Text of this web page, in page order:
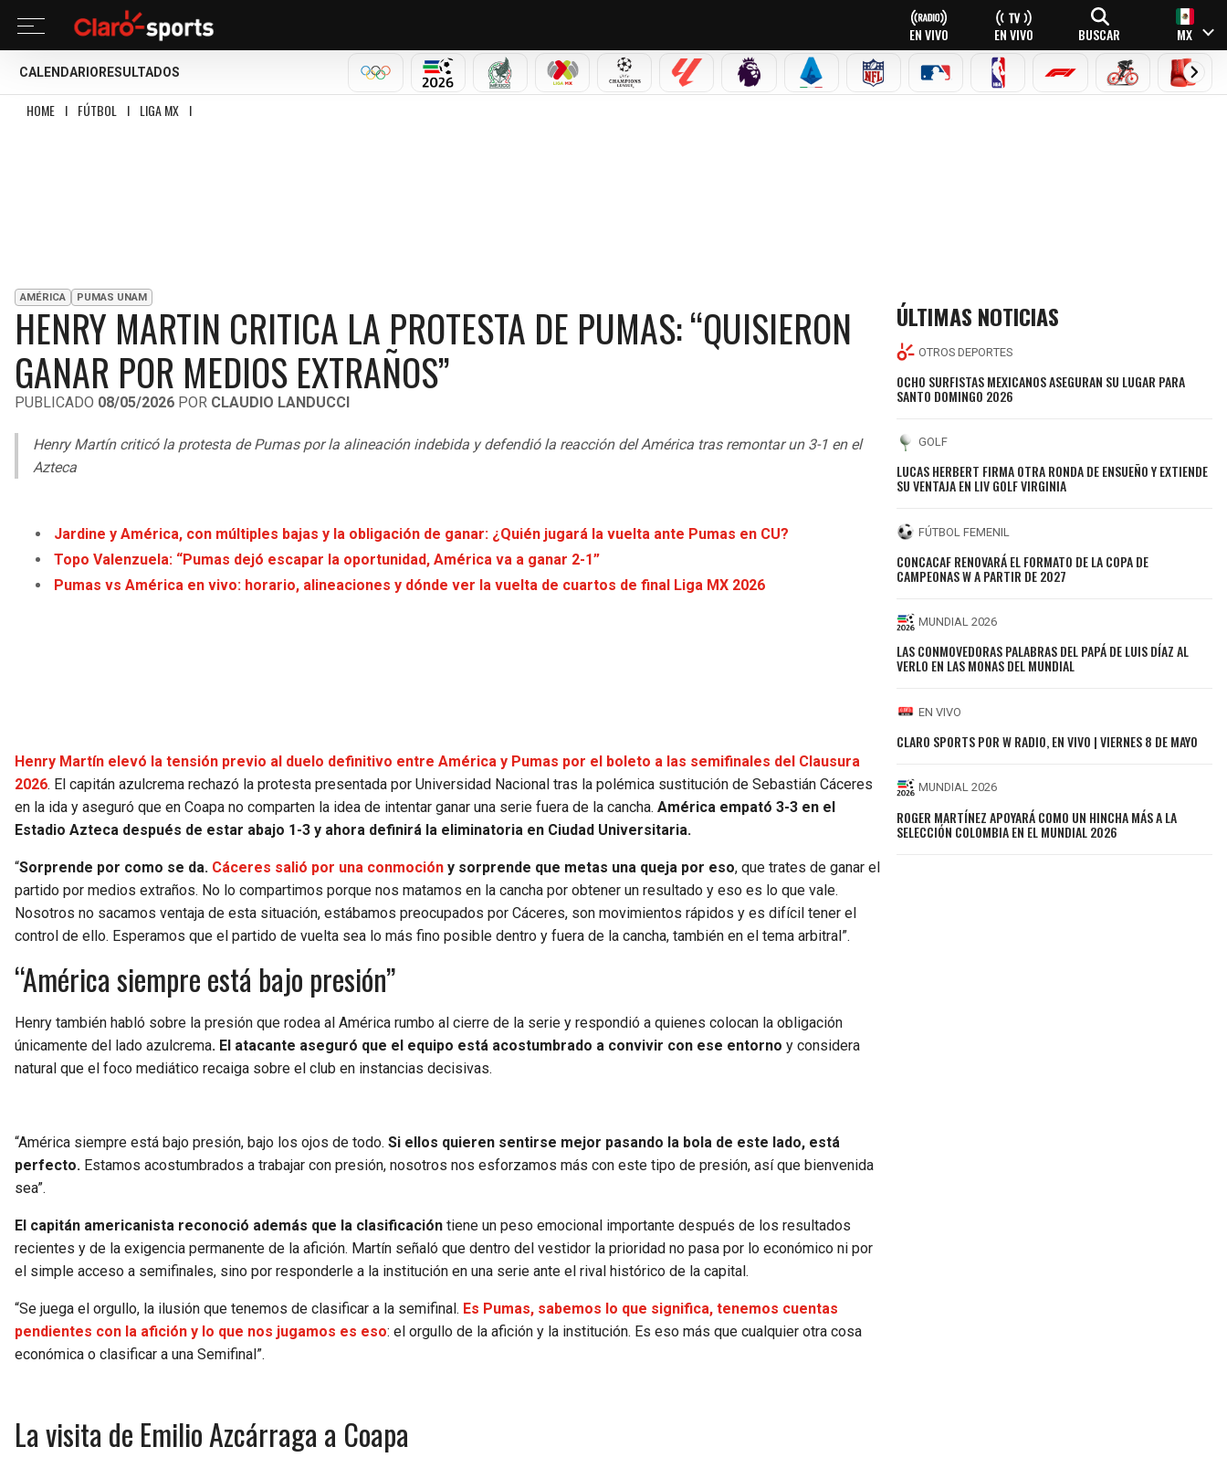
EN VIVO EN VIVO BUSCAR MX
CALENDARIO RESULTADOS
OLÍMPICOSMUNDIAL 2026SELECCIÓN MEXICANA
LIGA MX CHAMPIONS LEAGUE
LALIGA PREMIER LEAGUE
SERIE A NFL MLB NBA FÓRMULA 1CICLISMOBOXEO
HOME I FÚTBOL I LIGA MX I
AMÉRICA PUMAS UNAM
HENRY MARTIN CRITICA LA PROTESTA DE PUMAS: “QUISIERON
GANAR POR MEDIOS EXTRAÑOS”
PUBLICADO 08/05/2026 POR CLAUDIO LANDUCCI
Henry Martín criticó la protesta de Pumas por la alineación indebida y defendió la reacción del América tras remontar un 3-1 en el
Azteca
Jardine y América, con múltiples bajas y la obligación de ganar: ¿Quién jugará la vuelta ante Pumas en CU?
Topo Valenzuela: “Pumas dejó escapar la oportunidad, América va a ganar 2-1”
Pumas vs América en vivo: horario, alineaciones y dónde ver la vuelta de cuartos de final Liga MX 2026
Henry Martín elevó la tensión previo al duelo definitivo entre América y Pumas por el boleto a las semifinales del Clausura
2026. El capitán azulcrema rechazó la protesta presentada por Universidad Nacional tras la polémica sustitución de Sebastián Cáceres
en la ida y aseguró que en Coapa no comparten la idea de intentar ganar una serie fuera de la cancha. América empató 3-3 en el
Estadio Azteca después de estar abajo 1-3 y ahora definirá la eliminatoria en Ciudad Universitaria.
“Sorprende por como se da. Cáceres salió por una conmoción y sorprende que metas una queja por eso, que trates de ganar el
partido por medios extraños. No lo compartimos porque nos matamos en la cancha por obtener un resultado y eso es lo que vale.
Nosotros no sacamos ventaja de esta situación, estábamos preocupados por Cáceres, son movimientos rápidos y es difícil tener el
control de ello. Esperamos que el partido de vuelta sea lo más fino posible dentro y fuera de la cancha, también en el tema arbitral”.
“América siempre está bajo presión”
Henry también habló sobre la presión que rodea al América rumbo al cierre de la serie y respondió a quienes colocan la obligación
únicamente del lado azulcrema. El atacante aseguró que el equipo está acostumbrado a convivir con ese entorno y considera
natural que el foco mediático recaiga sobre el club en instancias decisivas.
“América siempre está bajo presión, bajo los ojos de todo. Si ellos quieren sentirse mejor pasando la bola de este lado, está
perfecto. Estamos acostumbrados a trabajar con presión, nosotros nos esforzamos más con este tipo de presión, así que bienvenida
sea”.
El capitán americanista reconoció además que la clasificación tiene un peso emocional importante después de los resultados
recientes y de la exigencia permanente de la afición. Martín señaló que dentro del vestidor la prioridad no pasa por lo económico ni por
el simple acceso a semifinales, sino por responderle a la institución en una serie ante el rival histórico de la capital.
“Se juega el orgullo, la ilusión que tenemos de clasificar a la semifinal. Es Pumas, sabemos lo que significa, tenemos cuentas
pendientes con la afición y lo que nos jugamos es eso: el orgullo de la afición y la institución. Es eso más que cualquier otra cosa
económica o clasificar a una Semifinal”.
La visita de Emilio Azcárraga a Coapa
ÚLTIMAS NOTICIAS
OTROS DEPORTES
OCHO SURFISTAS MEXICANOS ASEGURAN SU LUGAR PARA
SANTO DOMINGO 2026
GOLF
LUCAS HERBERT FIRMA OTRA RONDA DE ENSUEÑO Y EXTIENDE
SU VENTAJA EN LIV GOLF VIRGINIA
FÚTBOL FEMENIL
CONCACAF RENOVARÁ EL FORMATO DE LA COPA DE
CAMPEONAS W A PARTIR DE 2027
MUNDIAL 2026
LAS CONMOVEDORAS PALABRAS DEL PAPÁ DE LUIS DÍAZ AL
VERLO EN LAS MONAS DEL MUNDIAL
EN VIVO
CLARO SPORTS POR W RADIO, EN VIVO | VIERNES 8 DE MAYO
MUNDIAL 2026
ROGER MARTÍNEZ APOYARÁ COMO UN HINCHA MÁS A LA
SELECCIÓN COLOMBIA EN EL MUNDIAL 2026